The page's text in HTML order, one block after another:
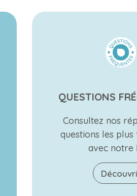
QUESTIONS
Consultez nos
questions les
avec notre